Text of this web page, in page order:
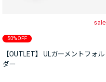
sale
50%OFF
【OUTLET】 ULガーメントフォル
ダー